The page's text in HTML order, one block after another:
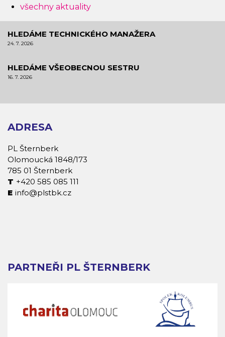
všechny aktuality
HLEDÁME TECHNICKÉHO MANAŽERA
24. 7. 2026
HLEDÁME VŠEOBECNOU SESTRU
16. 7. 2026
ADRESA
PL Šternberk
Olomoucká 1848/173
785 01 Šternberk
+420 585 085 111
info@plstbk.cz
PARTNEŘI PL ŠTERNBERK